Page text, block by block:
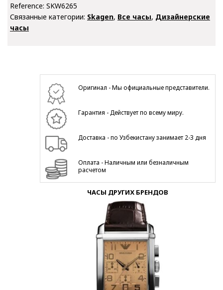
Reference: SKW6265
Связанные категории: Skagen, Все часы, Дизайнерские
часы
Оригинал - Мы официальные представители.
Гарантия - Действует по всему миру.
Доставка - по Узбекистану занимает 2-3 дня
Оплата - Наличным или безналичным
расчетом
ЧАСЫ ДРУГИХ БРЕНДОВ